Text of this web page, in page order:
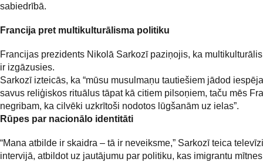
sabiedrībā.
Francija pret multikulturālisma politiku
Francijas prezidents Nikolā Sarkozī paziņojis, ka
ir izgāzusies.
Sarkozī izteicās, ka “mūsu musulmaņu tautiešiem jādod
savus reliģiskos rituālus tāpat kā citiem pilsoņiem, taču mēs
negribam, ka cilvēki uzkrītoši nodotos lūgšanām uz ielas”.
Rūpes par nacionālo identitāti
“Mana atbilde ir skaidra – tā ir neveiksme,” Sarkozī teica
intervijā, atbildot uz jautājumu par politiku, kas imigrantu